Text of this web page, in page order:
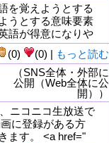
を覚えようとする
うとする意味要素
語が得意になりや
(0) (0) | もっと読む
（SNS全体・外部に
公開（Web全体に公
開））
ニコニコ生放送で
に登録がある方
ます。 <a href="